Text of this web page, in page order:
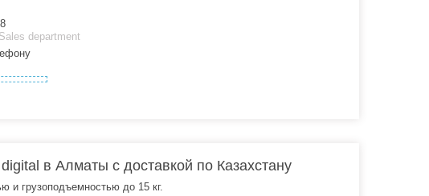
department
в Алматы с доставкой по Казахстану
и грузоподъемностью до 15 кг.